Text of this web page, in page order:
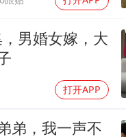
男婚女嫁，大
打开APP
弟，我一声不